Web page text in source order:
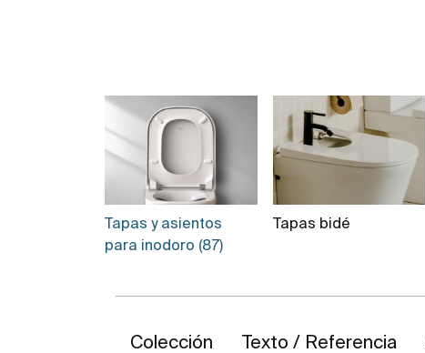
Tapas y asientos
para inodoro (87)
Tapas bidé
Colección Texto / Referencia